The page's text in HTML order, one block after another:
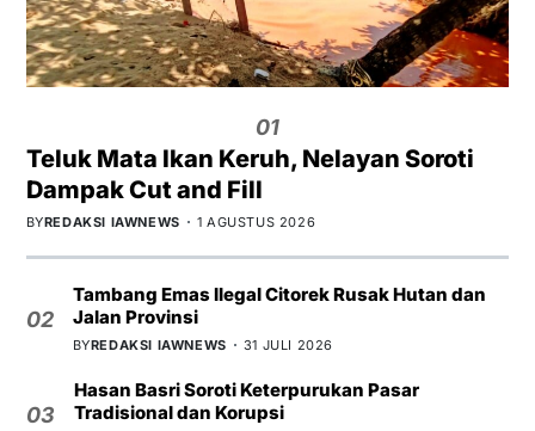
01
Teluk Mata Ikan Keruh, Nelayan Soroti
Dampak Cut and Fill
BYREDAKSI IAWNEWS 1 AGUSTUS 2026
02
Tambang Emas Ilegal Citorek Rusak Hutan dan
Jalan Provinsi
BYREDAKSI IAWNEWS 31 JULI 2026
03
Hasan Basri Soroti Keterpurukan Pasar
Tradisional dan Korupsi